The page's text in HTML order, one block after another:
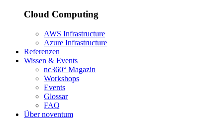
Cloud Computing
AWS Infrastructure
Azure Infrastructure
Referenzen
Wissen & Events
nc360° Magazin
Workshops
Events
Glossar
FAQ
Über noventum